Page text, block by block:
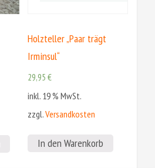
Holzteller „Paar trägt
Irminsul“
29,95€
inkl. 19 % MwSt.
zzgl.Versandkosten
In den Warenkorb